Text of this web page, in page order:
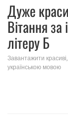
Дуже
Вітання
літеру Б
Завантажити
українською мовою